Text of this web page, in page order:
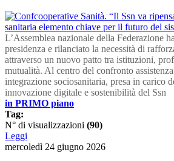
L’Assemblea nazionale della Federazione
presidenza e rilanciato la necessità di
attraverso un nuovo patto tra istituzioni,
mutualità. Al centro del confronto
integrazione sociosanitaria, presa in carico
innovazione digitale e sostenibilità del Ssn
in PRIMO piano
Tag:
N° di visualizzazioni (90)
Leggi
mercoledì 24 giugno 2026